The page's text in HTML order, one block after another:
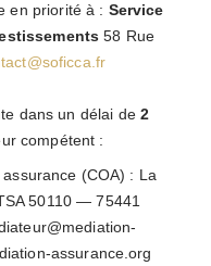
en priorité à : Service
58 Rue
dans un délai de 2
compétent :
(COA) : La
50110 — 75441
assurance.org